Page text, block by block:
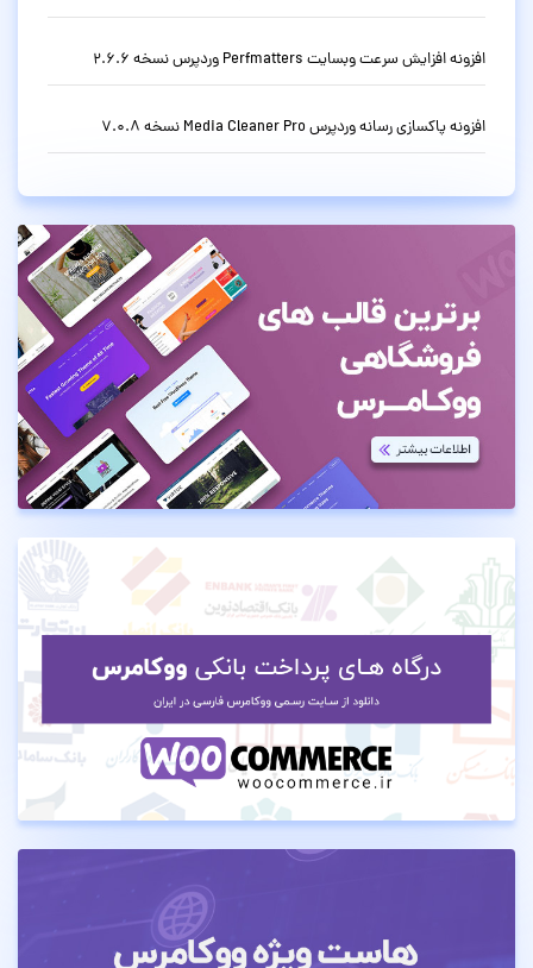
افزونه افزایش سرعت وبسایت Perfmatters وردپرس نسخه 2.6.6
افزونه پاکسازی رسانه وردپرس Media Cleaner Pro نسخه 7.0.8